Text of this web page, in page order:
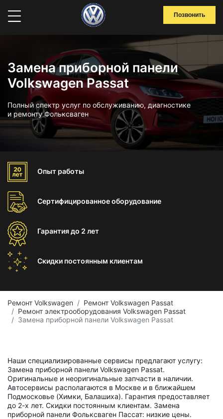
Позвонить
Замена приборной панели
Volkswagen Passat
Полный спектр услуг по обслуживанию, диагностике
и ремонту Фольксваген
Опыт работы
Сертифицированноеоборудование
Гарантиядо 2 лет
Скидки постоянным клиентам
Ремонт Volkswagen
Ремонт Volkswagen Passat
Ремонт электрооборудования Volkswagen Passat
Замена приборной панели Volkswagen Passat
Наши специализированные сервисы предлагают услугу:
Замена приборной панели Volkswagen Passat.
Оригинальные и неоригинальные запчасти в наличии.
Автосервисы располагаются в Москве и в ближайшем
Подмосковье (Химки, Балашиха). Гарантия предоставляет
до 2-х лет. Скидки постоянным клиентам. Замена
приборной панели Фольксваген Пассат: низкие цены.